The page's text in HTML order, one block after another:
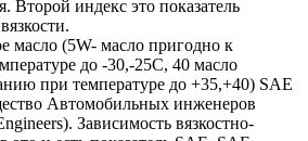
Второй индекс это показатель
масло (5W- масло пригодно к
до -30,-25С, 40 масло
при температуре до +35,+40) SAE
Автомобильных инженеров
Зависимость вязкостно-